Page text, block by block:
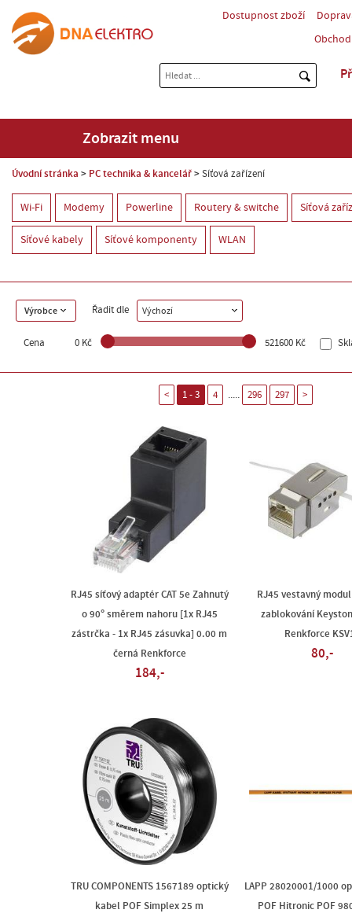
Dostupnost zboží
Zobrazit menu
Úvodní stránka PC technika & kancelář Síťová zařízení
Wi-Fi Modemy Powerline Routery & switche Síťová
Síťové kabely Síťové komponenty WLAN
Výrobce Řadit dle Výchozí
Cena 0 Kč 521600 Kč
< 1 - 3 4 ..... 296 297 >
RJ45 síťový adaptér CAT 5e Zahnutý
o 90° směrem nahoru [1x RJ45
zástrčka - 1x RJ45 zásuvka] 0.00 m
černá Renkforce
184,-
RJ45 vestavný
zablokování
Renkforce
80,-
TRU COMPONENTS 1567189 optický
kabel POF Simplex 25 m
LAPP 28020001/1000
POF Hitronic POF